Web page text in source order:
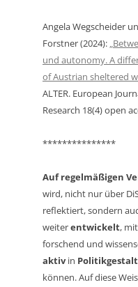
Angela Wegscheider
Forstner (2024):
und autonomy. A
of Austrian sheltered
ALTER. European
Research 18(4) open
***************
Auf regelmäßigen
wird, nicht nur über
reflektiert, sondern
weiterentwickelt,
forschend und
aktivin
können. Auf diese